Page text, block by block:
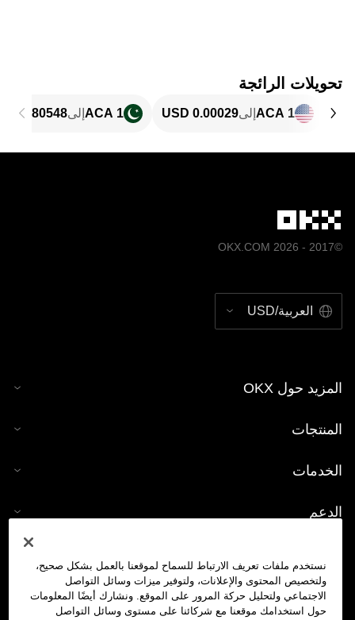
تحويلات الرائجة
1 ACA إلى 1 ACA إلى
©2017 - 2026 OKX.COM
العربية/USD
المزيد حول OKX
المنتجات
الخدمات
الدعم
حاسبة العملات الرقمية
نستخدم ملفات تعريف الارتباط للسماح لموقعنا بالعمل بشكل صحيح،
ولتخصيص المحتوى والإعلانات، ولتوفير ميزات وسائل التواصل
الاجتماعي ولتحليل حركة المرور على الموقع. ونشارك أيضًا المعلومات
حول استخدامك موقعنا مع شركائنا على مستوى وسائل التواصل